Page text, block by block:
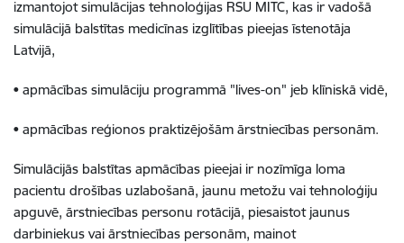
izmantojot simulācijas tehnoloģijas RSU MITC, kas ir vadošā
simulācijā balstītas medicīnas izglītības pieejas īstenotāja
Latvijā,
• apmācības simulāciju programmā "lives-on" jeb klīniskā vidē,
• apmācības reģionos praktizējošām ārstniecības personām.
Simulācijās balstītas apmācības pieejai ir nozīmīga loma
pacientu drošības uzlabošanā, jaunu metožu vai tehnoloģiju
apguvē, ārstniecības personu rotācijā, piesaistot jaunus
darbiniekus vai ārstniecības personām, mainot